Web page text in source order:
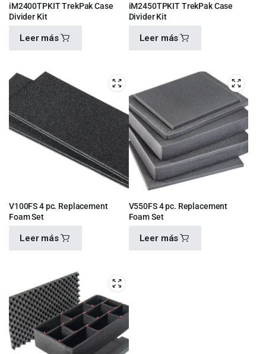
iM2400TPKIT TrekPak Case
Divider Kit
Leer más
iM2450TPKIT TrekPak Case
Divider Kit
Leer más
V100FS 4 pc. Replacement
Foam Set
Leer más
V550FS 4 pc. Replacement
Foam Set
Leer más